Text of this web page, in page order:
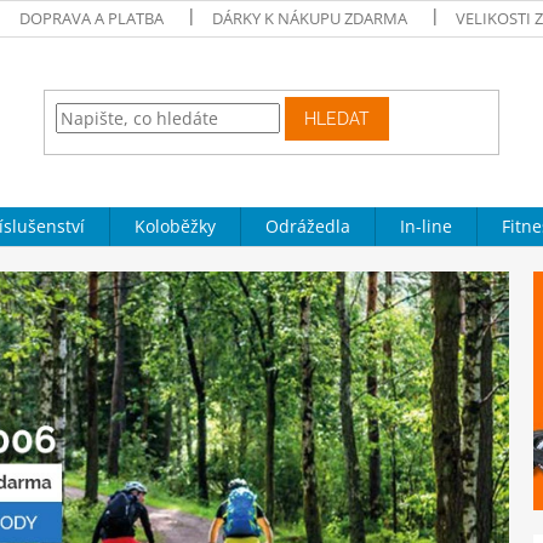
DOPRAVA A PLATBA DÁRKY K NÁKUPU ZDARMA VELIKOSTI
HLEDAT
Koloběžky Odrážedla In-line